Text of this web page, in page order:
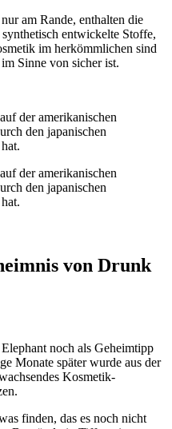
am Rande, enthalten die
entwickelte Stoffe,
im herkömmlichen sind
Sinne von sicher ist.
von Drunk
noch als Geheimtipp
Monate später wurde aus der
Kosmetik-
finden, das es noch nicht